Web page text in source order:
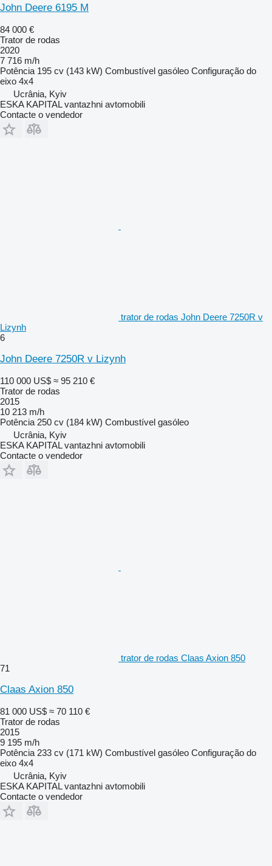
John Deere 6195 M
84 000 €
Trator de rodas
2020
7 716 m/h
Potência 195 cv (143 kW) Combustível gasóleo Configuração do
eixo 4x4
Ucrânia, Kyiv
ESKA KAPITAL vantazhni avtomobili
Contacte o vendedor
trator de rodas John Deere 7250R v
Lizynh
6
John Deere 7250R v Lizynh
110 000 US$ ≈ 95 210 €
Trator de rodas
2015
10 213 m/h
Potência 250 cv (184 kW) Combustível gasóleo
Ucrânia, Kyiv
ESKA KAPITAL vantazhni avtomobili
Contacte o vendedor
trator de rodas Claas Axion 850
71
Claas Axion 850
81 000 US$ ≈ 70 110 €
Trator de rodas
2015
9 195 m/h
Potência 233 cv (171 kW) Combustível gasóleo Configuração do
eixo 4x4
Ucrânia, Kyiv
ESKA KAPITAL vantazhni avtomobili
Contacte o vendedor